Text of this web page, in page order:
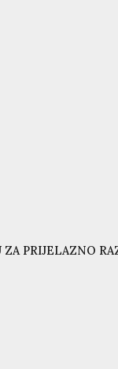
ZA PRIJELAZNO